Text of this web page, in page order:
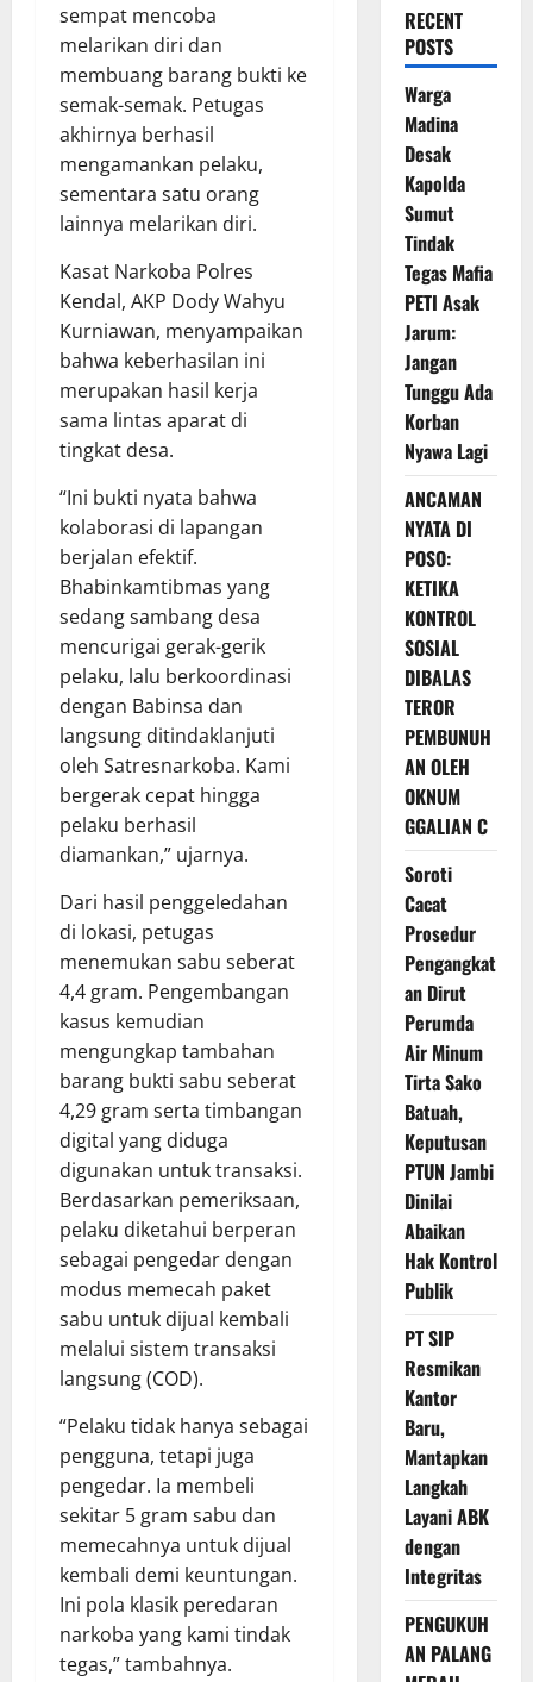
sempat mencoba
melarikan diri dan
membuang barang bukti ke
semak-semak. Petugas
akhirnya berhasil
mengamankan pelaku,
sementara satu orang
lainnya melarikan diri.
Kasat Narkoba Polres
Kendal, AKP Dody Wahyu
Kurniawan, menyampaikan
bahwa keberhasilan ini
merupakan hasil kerja
sama lintas aparat di
tingkat desa.
“Ini bukti nyata bahwa
kolaborasi di lapangan
berjalan efektif.
Bhabinkamtibmas yang
sedang sambang desa
mencurigai gerak-gerik
pelaku, lalu berkoordinasi
dengan Babinsa dan
langsung ditindaklanjuti
oleh Satresnarkoba. Kami
bergerak cepat hingga
pelaku berhasil
diamankan,” ujarnya.
Dari hasil penggeledahan
di lokasi, petugas
menemukan sabu seberat
4,4 gram. Pengembangan
kasus kemudian
mengungkap tambahan
barang bukti sabu seberat
4,29 gram serta timbangan
digital yang diduga
digunakan untuk transaksi.
Berdasarkan pemeriksaan,
pelaku diketahui berperan
sebagai pengedar dengan
modus memecah paket
sabu untuk dijual kembali
melalui sistem transaksi
langsung (COD).
“Pelaku tidak hanya sebagai
pengguna, tetapi juga
pengedar. Ia membeli
sekitar 5 gram sabu dan
memecahnya untuk dijual
kembali demi keuntungan.
Ini pola klasik peredaran
narkoba yang kami tindak
tegas,” tambahnya.
RECENT
POSTS
Warga
Madina
Desak
Kapolda
Sumut
Tindak
Tegas Mafia
PETI Asak
Jarum:
Jangan
Tunggu Ada
Korban
Nyawa Lagi
ANCAMAN
NYATA DI
POSO:
KETIKA
KONTROL
SOSIAL
DIBALAS
TEROR
PEMBUNUH
AN OLEH
OKNUM
GGALIAN C
Soroti
Cacat
Prosedur
Pengangkat
an Dirut
Perumda
Air Minum
Tirta Sako
Batuah,
Keputusan
PTUN Jambi
Dinilai
Abaikan
Hak Kontrol
Publik
PT SIP
Resmikan
Kantor
Baru,
Mantapkan
Langkah
Layani ABK
dengan
Integritas
PENGUKUH
AN PALANG